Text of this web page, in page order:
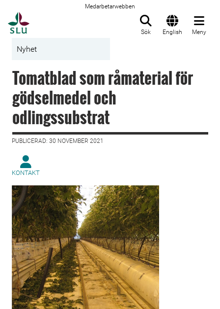
Medarbetarwebben
Sök English Meny
Nyhet
Tomatblad som råmaterial för
gödselmedel och
odlingssubstrat
PUBLICERAD: 30 NOVEMBER 2021
KONTAKT